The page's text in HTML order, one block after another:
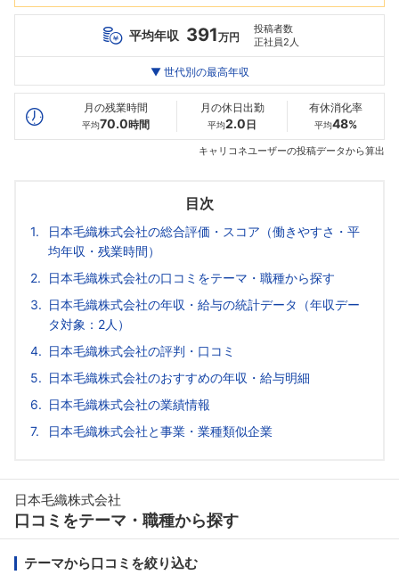
平均年収 391万円
投稿者数
正社員2人
最高年収
20代
392万
30代
390万
--万
▼ 世代別の最高年収
月の残業時間
平均70.0時間
月の休日出勤
平均2.0 日
有休消化率
平均48%
キャリコネユーザーの投稿データから算出
目次
日本毛織株式会社の総合評価・スコア（働きやすさ・平
均年収・残業時間）
日本毛織株式会社の口コミをテーマ・職種から探す
日本毛織株式会社の年収・給与の統計データ（年収デー
タ対象：2人）
日本毛織株式会社の評判・口コミ
日本毛織株式会社のおすすめの年収・給与明細
日本毛織株式会社の業績情報
日本毛織株式会社と事業・業種類似企業
日本毛織株式会社
口コミをテーマ・職種から探す
テーマから口コミを絞り込む